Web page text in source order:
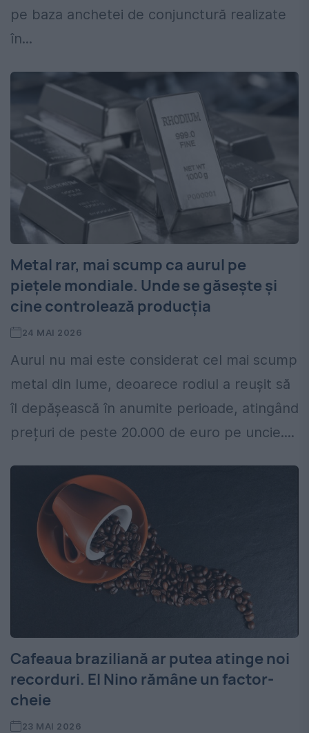
pe baza anchetei de conjunctură realizate
în...
Metal rar, mai scump ca aurul pe
piețele mondiale. Unde se găsește și
cine controlează producția
24 MAI 2026
Aurul nu mai este considerat cel mai scump
metal din lume, deoarece rodiul a reușit să
îl depășească în anumite perioade, atingând
prețuri de peste 20.000 de euro pe uncie....
Cafeaua braziliană ar putea atinge noi
recorduri. El Nino rămâne un factor-
cheie
23 MAI 2026